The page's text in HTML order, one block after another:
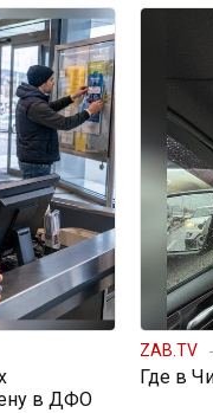
в ДФО
ZAB.TV
Где в